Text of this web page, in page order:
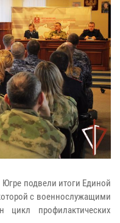
подвели итоги Единой
с военнослужащими
цикл профилактических